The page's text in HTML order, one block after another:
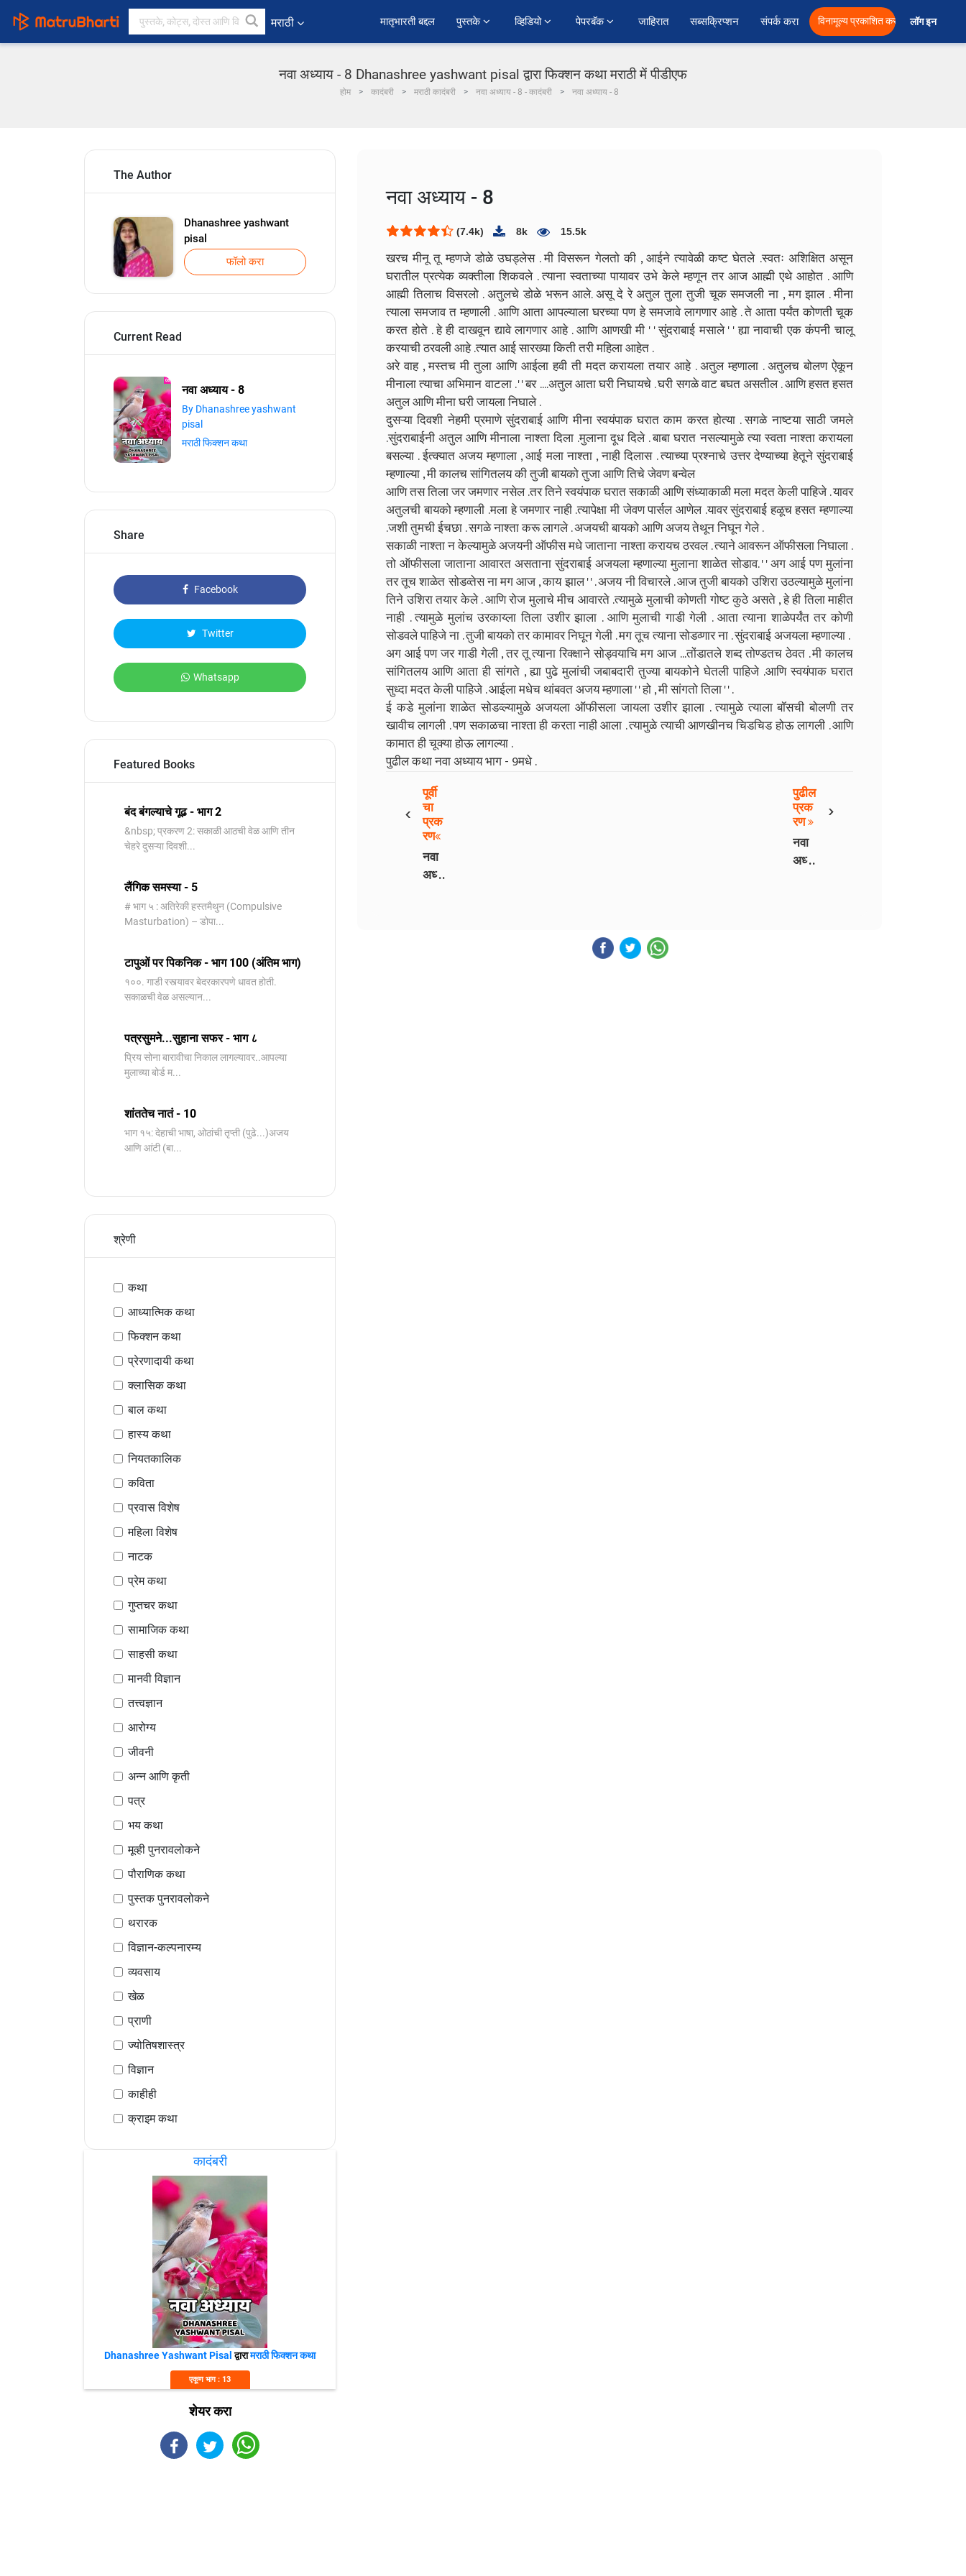
मराठी ﻿मातृभारती बद्दल पुस्तके व्हिडियो पेपरबॅक जाहिरात सब्सक्रिप्शन संपर्क करा विनामूल्य प्रकाशित करा लॉग इन
नवा अध्याय - 8 Dhanashree yashwant pisal द्वारा फिक्शन कथा मराठी में पीडीएफ
होम कादंबरी मराठी कादंबरी नवा अध्याय - 8 - कादंबरी नवा अध्याय - 8
The Author
Dhanashree yashwant
pisal
फॉलो करा
Current Read
नवा अध्याय - 8
By Dhanashree yashwant
pisal
मराठी फिक्शन कथा
Share
Facebook
Twitter
Whatsapp
Featured Books
बंद बंगल्याचे गूढ - भाग 2
&nbsp; प्रकरण 2: सकाळी आठची वेळ आणि तीन
चेहरे दुसऱ्या दिवशी...
लैंगिक समस्या - 5
# भाग ५ : अतिरेकी हस्तमैथुन (Compulsive
Masturbation) – डोपा...
टापुओं पर पिकनिक - भाग 100 (अंतिम भाग)
१००. गाडी रस्त्यावर बेदरकारपणे धावत होती.
सकाळची वेळ असल्यान...
पत्रसुमने...सुहाना सफर - भाग ८
प्रिय सोना बारावीचा निकाल लागल्यावर..आपल्या
मुलाच्या बोर्ड म...
शांततेच नातं - 10
भाग १५: देहाची भाषा, ओठांची तृप्ती (पुढे...)अजय
आणि आंटी (बा...
श्रेणी
कथा
आध्यात्मिक कथा
फिक्शन कथा
प्रेरणादायी कथा
क्लासिक कथा
बाल कथा
हास्य कथा
नियतकालिक
कविता
प्रवास विशेष
महिला विशेष
नाटक
प्रेम कथा
गुप्तचर कथा
सामाजिक कथा
साहसी कथा
मानवी विज्ञान
तत्त्वज्ञान
आरोग्य
जीवनी
अन्न आणि कृती
पत्र
भय कथा
मूव्ही पुनरावलोकने
पौराणिक कथा
पुस्तक पुनरावलोकने
थरारक
विज्ञान-कल्पनारम्य
व्यवसाय
खेळ
प्राणी
ज्योतिषशास्त्र
विज्ञान
काहीही
क्राइम कथा
कादंबरी
Dhanashree Yashwant Pisalद्वारामराठी फिक्शन कथा
एकूण भाग : 13
शेयर करा
नवा अध्याय - 8
(7.4k) 8k 15.5k
खरच मीनू तू म्हणजे डोळे उघड्लेस . मी विसरून गेलतो की , आईने त्यावेळी कष्ट घेतले .स्वतः अशिक्षित असून
घरातील प्रत्येक व्यक्तीला शिकवले . त्याना स्वताच्या पायावर उभे केले म्हणून तर आज आह्मी एथे आहोत . आणि
आह्मी तिलाच विसरलो . अतुलचे डोळे भरून आले.असू दे रे अतुल तुला तुजी चूक समजली ना , मग झाल . मीना
त्याला समजाव त म्हणाली . आणि आता आपल्याला घरच्या पण हे समजावे लागणार आहे . ते आता पर्यंत कोणती चूक
करत होते . हे ही दाखवून द्यावे लागणार आहे . आणि आणखी मी ' ' सुंदराबाई मसाले ' ' ह्या नावाची एक कंपनी चालू
करयाची ठरवली आहे .त्यात आई सारख्या किती तरी महिला आहेत .
अरे वाह , मस्तच मी तुला आणि आईला हवी ती मदत करायला तयार आहे . अतुल म्हणाला . अतुलच बोलण ऐकून
मीनाला त्याचा अभिमान वाटला . ' ' बर ....अतुल आता घरी निघायचे . घरी सगळे वाट बघत असतील . आणि हसत हसत
अतुल आणि मीना घरी जायला निघाले .
दुसऱ्या दिवशी नेहमी प्रमाणे सुंदराबाई आणि मीना स्वयंपाक घरात काम करत होत्या . सगळे नाष्टया साठी जमले
.सुंदराबाईनी अतुल आणि मीनाला नाश्ता दिला .मुलाना दूध दिले . बाबा घरात नसल्यामुळे त्या स्वता नाश्ता करायला
बसल्या . ईत्क्यात अजय म्हणाला , आई मला नाश्ता , नाही दिलास . त्याच्या प्रश्नाचे उत्तर देण्याच्या हेतूने सुंदराबाई
म्हणाल्या , मी कालच सांगितलय की तुजी बायको तुजा आणि तिचे जेवण बन्वेल
आणि तस तिला जर जमणार नसेल .तर तिने स्वयंपाक घरात सकाळी आणि संध्याकाळी मला मदत केली पाहिजे . यावर
अतुलची बायको म्हणाली .मला हे जमणार नाही .त्यापेक्षा मी जेवण पार्सल आणेल .यावर सुंदराबाई हळूच हसत म्हणाल्या
.जशी तुमची ईचछा . सगळे नाश्ता करू लागले . अजयची बायको आणि अजय तेथून निघून गेले .
सकाळी नाश्ता न केल्यामुळे अजयनी ऑफीस मधे जाताना नाश्ता करायच ठरवल . त्याने आवरून ऑफीसला निघाला .
तो ऑफीसला जाताना आवारत असताना सुंदराबाई अजयला म्हणाल्या मुलाना शाळेत सोडाव. ' ' अग आई पण मुलांना
तर तूच शाळेत सोडव्तेस ना मग आज , काय झाल ' ' . अजय नी विचारले . आज तुजी बायको उशिरा उठल्यामुळे मुलांना
तिने उशिरा तयार केले . आणि रोज मुलाचे मीच आवारते .त्यामुळे मुलाची कोणती गोष्ट कुठे असते , हे ही तिला माहीत
नाही . त्यामुळे मुलांच उरकाय्ला तिला उशीर झाला . आणि मुलाची गाडी गेली . आता त्याना शाळेपर्यंत तर कोणी
सोडवले पाहिजे ना . तुजी बायको तर कामावर निघून गेली . मग तूच त्याना सोडव्णार ना . सुंदराबाई अजयला म्हणाल्या .
अग आई पण जर गाडी गेली , तर तू त्याना रिक्क्षाने सोड्वयाचि मग आज ...तोंडातले शब्द तोण्डतच ठेवत . मी कालच
सांगितलय आणि आता ही सांगते , ह्या पुढे मुलांची जबाबदारी तुज्या बायकोने घेतली पाहिजे .आणि स्वयंपाक घरात
सुध्दा मदत केली पाहिजे . आईला मधेच थांबवत अजय म्हणाला ' ' हो , मी सांगतो तिला ' ' .
ई कडे मुलांना शाळेत सोडव्ल्यामुळे अजयला ऑफीसला जायला उशीर झाला . त्यामुळे त्याला बॉसची बोलणी तर
खावीच लागली . पण सकाळचा नाश्ता ही करता नाही आला . त्यामुळे त्याची आणखीनच चिडचिड होऊ लागली . आणि
कामात ही चूक्या होऊ लागल्या .
पुढील कथा नवा अध्याय भाग - 9मधे .
‹
पूर्वी
चा
प्रक
रण
नवा
अध्या
›
पुढील
प्रक
रण
नवा
अध्या